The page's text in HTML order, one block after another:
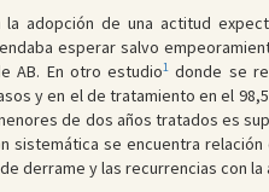
adopción de una actitud
esperar salvo
AB. En otro estudio1 donde se
y en el de tratamiento en el
de dos años tratados es
sistemática se encuentra
derrame y las recurrencias con